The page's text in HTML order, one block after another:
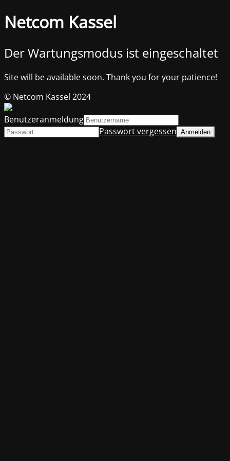
Netcom Kassel
Der Wartungsmodus ist eingeschaltet
Site will be available soon. Thank you for your patience!
© Netcom Kassel 2024
Benutzeranmeldung
Passwort vergessen